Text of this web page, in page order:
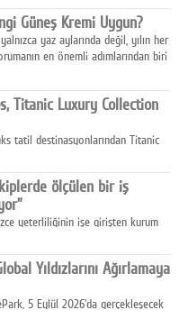
atmosferi bir araya getirmeyi
Güneş Kremi Uygun?
yaz aylarında değil, yılın her
en önemli adımlarından biri
Titanic Luxury Collection
tatil destinasyonlarından Titanic
yıldızları ağırlamaya
ölçülen bir iş
yeterliliğinin işe girişten kurum
Yıldızlarını Ağırlamaya
5 Eylül 2026'da gerçekleşecek